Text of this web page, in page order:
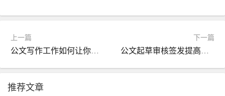
业进行相关技术的研究和开发。我国的人工智能技术在许
多领域已经走在了世界前列。在未来，我们应当积极参与
国际竞争，推动人工智能技术在军事领域的应用，为国家
的发展和安全作出贡献。
上一篇
公文写作工作如何让你的文件更具说服力
下一篇
公文起草审核签发提高组织效率的关键流程
推荐文章